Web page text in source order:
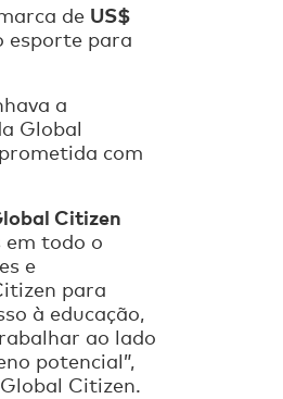
de US$
esporte para
a
Global
com
Citizen
em todo o
e
para
à educação,
ao lado
potencial”,
Citizen.